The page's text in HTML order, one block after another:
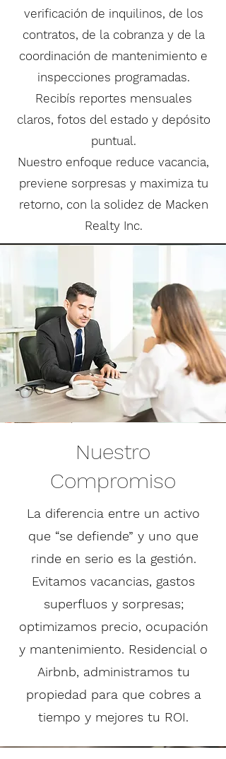
verificación de inquilinos, de los
contratos, de la cobranza y de la
coordinación de mantenimiento e
inspecciones programadas.
Recibís reportes mensuales
claros, fotos del estado y depósito
puntual.
Nuestro enfoque reduce vacancia,
previene sorpresas y maximiza tu
retorno, con la solidez de Macken
Realty Inc.
Nuestro
Compromiso
​La diferencia entre un activo
que “se defiende” y uno que
rinde en serio es la gestión.
Evitamos vacancias, gastos
superfluos y sorpresas;
optimizamos precio, ocupación
y mantenimiento. Residencial o
Airbnb, administramos tu
propiedad para que cobres a
tiempo y mejores tu ROI.